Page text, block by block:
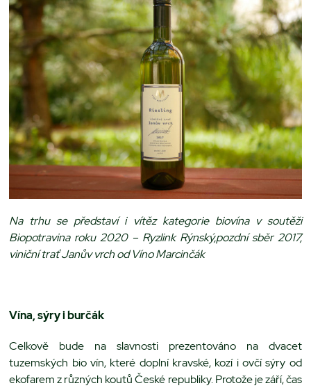
Na trhu se představí i vítěz kategorie biovína v soutěži
Biopotravina roku 2020 – Ryzlink Rýnský,pozdní sběr 2017,
viniční trať Janův vrch od Víno Marcinčák
Vína, sýry i burčák
Celkově bude na slavnosti prezentováno na dvacet
tuzemských bio vín, které doplní kravské, kozí i ovčí sýry od
ekofarem z různých koutů České republiky. Protože je září, čas